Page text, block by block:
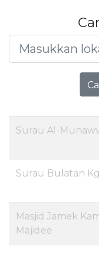
Surau Al-
Surau Bulatan
Masjid Jamek
Majidee